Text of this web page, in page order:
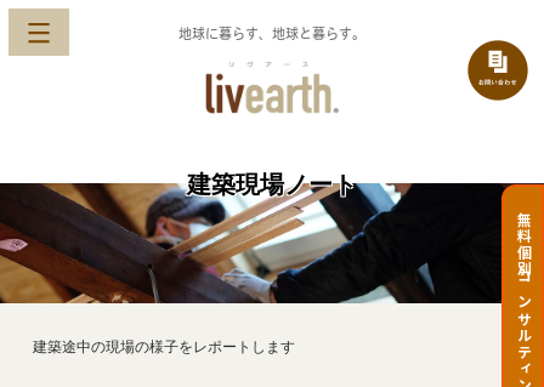
地球に暮らす、地球と暮らす。
無料個別コンサルティング申込
建築現場ノート
建築途中の現場の様子をレポートします